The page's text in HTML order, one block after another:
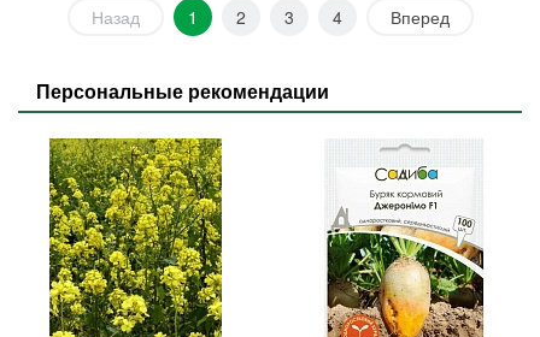
Назад 1 2 3 4 Вперед
Персональные рекомендации